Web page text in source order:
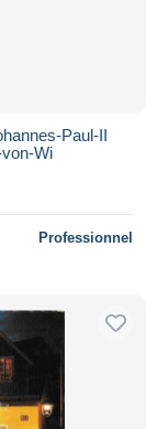
Paul-II
Wi
Professionnel